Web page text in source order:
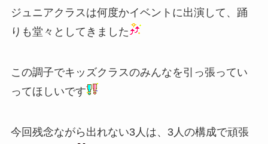
ジュニアクラスは何度かイベントに出演して、踊
りも堂々としてきました
この調子でキッズクラスのみんなを引っ張ってい
ってほしいです
今回残念ながら出れない3人は、3人の構成で頑張